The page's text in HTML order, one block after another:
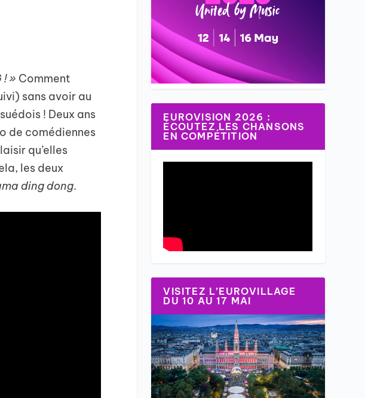
! » Comment
sans avoir au
! Deux ans
de comédiennes
qu’elles
les deux
ding dong.
EUROVISION 2026 :
ÉCOUTEZ LES CHANSONS
EN COMPÉTITION
VISITEZ L’EUROVILLAGE
DU 10 AU 17 MAI